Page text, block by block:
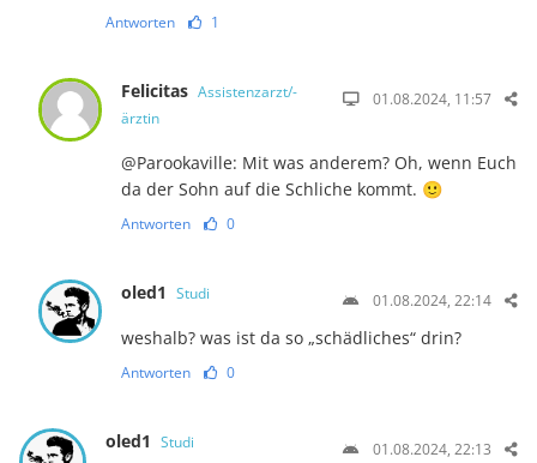
Antworten 1
Felicitas Assistenzarzt/-
ärztin
01.08.2024, 11:57
@Parookaville: Mit was anderem? Oh, wenn Euch
da der Sohn auf die Schliche kommt. 🙂
Antworten 0
oled1 Studi 01.08.2024, 22:14
weshalb? was ist da so „schädliches“ drin?
Antworten 0
oled1 Studi 01.08.2024, 22:13